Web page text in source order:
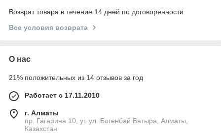
Возврат товара в течение 14 дней по договоренности
Все условия возврата
О нас
21% положительных из 14 отзывов за год
Работает с 17.11.2010
г. Алматы
пр. Гагарина 10, уг. ул. Богенбай Батыра, Алматы,
Казахстан